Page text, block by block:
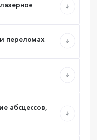
переломах
абсцессов,